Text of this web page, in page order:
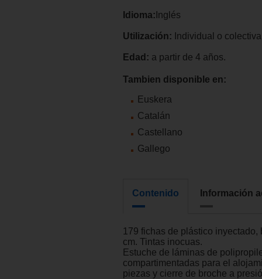
Idioma: Inglés
Utilización: Individual o colectiva
Edad: a partir de 4 años.
Tambien disponible en:
Euskera
Catalán
Castellano
Gallego
Contenido Información
179 fichas de plástico inyectado,
cm. Tintas inocuas.
Estuche de láminas de
compartimentadas para el
piezas y cierre de broche a